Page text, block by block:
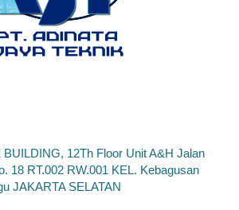
12Th Floor Unit A&H Jalan
18 RT.002 RW.001 KEL. Kebagusan
JAKARTA SELATAN